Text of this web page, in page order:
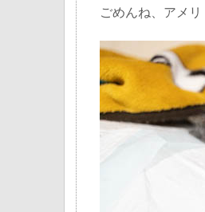
ごめんね、アメリ